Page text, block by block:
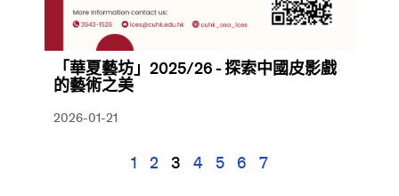
「華夏藝坊」2025/26 - 探索中國皮影戲
的藝術之美
2026-01-21
1 2 3 4 5 6 7